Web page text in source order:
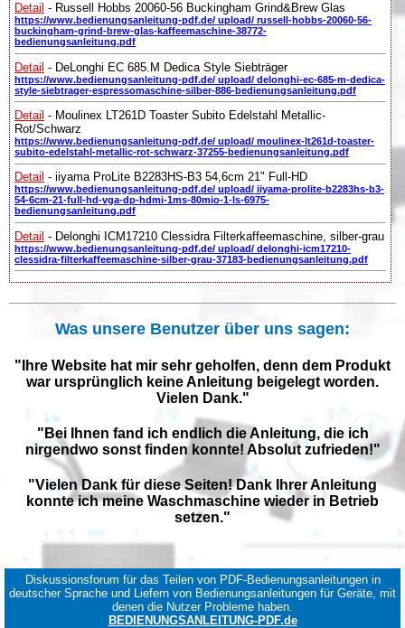
Detail - Russell Hobbs 20060-56 Buckingham Grind&Brew Glas
https://www.bedienungsanleitung-pdf.de/ upload/ russell-hobbs-20060-56-
buckingham-grind-brew-glas-kaffeemaschine-38772-
bedienungsanleitung.pdf
Detail - DeLonghi EC 685.M Dedica Style Siebträger
https://www.bedienungsanleitung-pdf.de/ upload/ delonghi-ec-685-m-dedica-
style-siebtrager-espressomaschine-silber-886-bedienungsanleitung.pdf
Detail - Moulinex LT261D Toaster Subito Edelstahl Metallic-
Rot/Schwarz
https://www.bedienungsanleitung-pdf.de/ upload/ moulinex-lt261d-toaster-
subito-edelstahl-metallic-rot-schwarz-37255-bedienungsanleitung.pdf
Detail - iiyama ProLite B2283HS-B3 54,6cm 21" Full-HD
https://www.bedienungsanleitung-pdf.de/ upload/ iiyama-prolite-b2283hs-b3-
54-6cm-21-full-hd-vga-dp-hdmi-1ms-80mio-1-ls-6975-
bedienungsanleitung.pdf
Detail - Delonghi ICM17210 Clessidra Filterkaffeemaschine, silber-grau
https://www.bedienungsanleitung-pdf.de/ upload/ delonghi-icm17210-
clessidra-filterkaffeemaschine-silber-grau-37183-bedienungsanleitung.pdf
Was unsere Benutzer über uns sagen:
"Ihre Website hat mir sehr geholfen, denn dem Produkt
war ursprünglich keine Anleitung beigelegt worden.
Vielen Dank."
"Bei Ihnen fand ich endlich die Anleitung, die ich
nirgendwo sonst finden konnte! Absolut zufrieden!"
"Vielen Dank für diese Seiten! Dank Ihrer Anleitung
konnte ich meine Waschmaschine wieder in Betrieb
setzen."
Diskussionsforum für das Teilen von PDF-Bedienungsanleitungen in
deutscher Sprache und Liefern von Bedienungsanleitungen für Geräte, mit
denen die Nutzer Probleme haben.
BEDIENUNGSANLEITUNG-PDF.de